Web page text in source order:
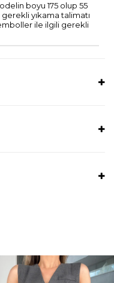
boyu 175 olup 55
yıkama talimatı
ile ilgili gerekli